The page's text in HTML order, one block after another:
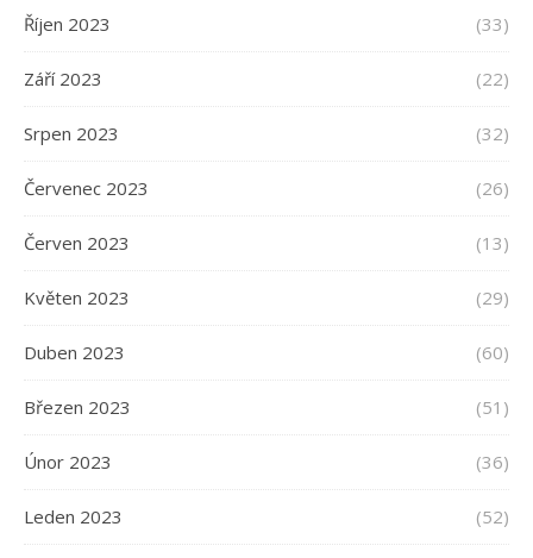
Říjen 2023 (33)
Září 2023 (22)
Srpen 2023 (32)
Červenec 2023 (26)
Červen 2023 (13)
Květen 2023 (29)
Duben 2023 (60)
Březen 2023 (51)
Únor 2023 (36)
Leden 2023 (52)